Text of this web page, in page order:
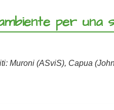
per una
Muroni (ASviS), Capua